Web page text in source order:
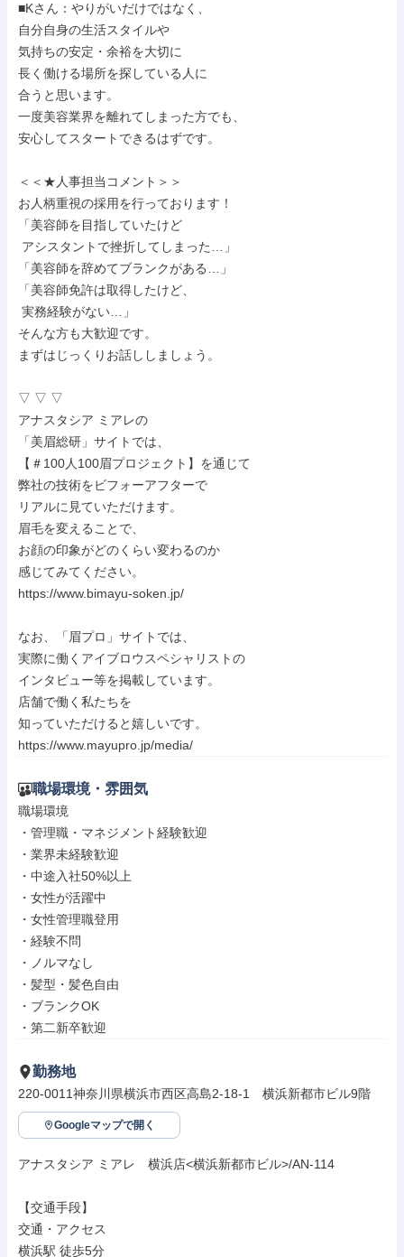
■Kさん：やりがいだけではなく、
自分自身の生活スタイルや
気持ちの安定・余裕を大切に
長く働ける場所を探している人に
合うと思います。
一度美容業界を離れてしまった方でも、
安心してスタートできるはずです。
＜＜★人事担当コメント＞＞
お人柄重視の採用を行っております！
「美容師を目指していたけど
「美容師を辞めてブランクがある…」
「美容師免許は取得したけど、
そんな方も大歓迎です。
まずはじっくりお話ししましょう。
▽ ▽ ▽
アナスタシア ミアレの
「美眉総研」サイトでは、
【＃100人100眉プロジェクト】を通じて
弊社の技術をビフォーアフターで
リアルに見ていただけます。
眉毛を変えることで、
お顔の印象がどのくらい変わるのか
感じてみてください。
https://www.bimayu-soken.jp/
なお、「眉プロ」サイトでは、
実際に働くアイブロウスペシャリストの
インタビュー等を掲載しています。
店舗で働く私たちを
知っていただけると嬉しいです。
https://www.mayupro.jp/media/
職場環境・雰囲気
職場環境
・管理職・マネジメント経験歓迎
・業界未経験歓迎
・中途入社50%以上
・女性が活躍中
・女性管理職登用
・経験不問
・ノルマなし
・髪型・髪色自由
・ブランクOK
・第二新卒歓迎
勤務地
220-0011神奈川県横浜市西区高島2-18-1　横浜新都市ビル9階
Googleマップで開く
アナスタシア ミアレ　横浜店<横浜新都市ビル>/AN-114
【交通手段】
交通・アクセス
横浜駅 徒歩5分